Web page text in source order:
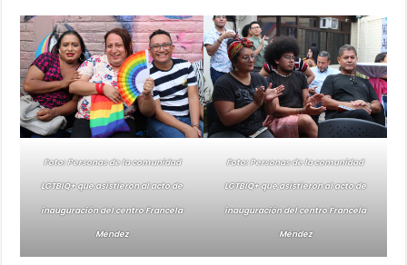
Foto: Personas de la comunidad
LGTBIQ+ que asistieron al acto de
inauguración del centro Francela
Méndez
Foto: Personas de la comunidad
LGTBIQ+ que asistieron al acto de
inauguración del centro Francela
Méndez